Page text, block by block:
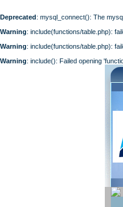
Deprecated: mysql_connect(): The
Warning: include(functions/table.php):
Warning: include(functions/table.php):
Warning: include(): Failed opening